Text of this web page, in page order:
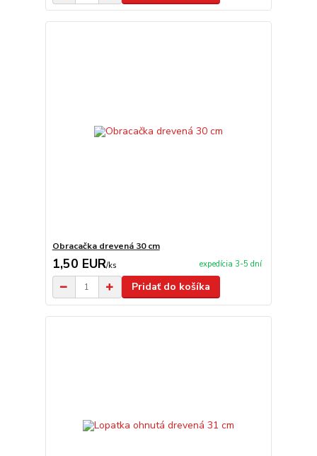
Obracačka drevená 30 cm
1,50 EUR/ks expedícia 3-5 dní
Pridať do košíka